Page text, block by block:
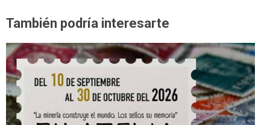
También podría interesarte